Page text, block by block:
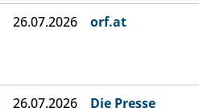
26.07.2026 orf.at
26.07.2026 Die Presse